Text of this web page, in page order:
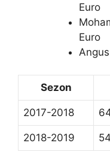
Euro
Euro
Sezon
2017-2018
2018-2019